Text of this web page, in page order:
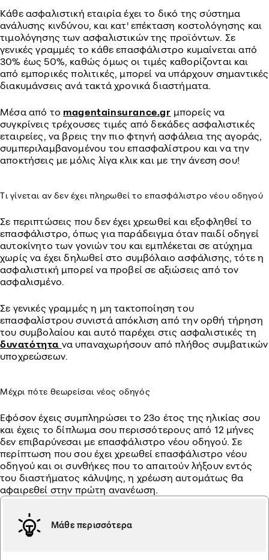
Κάθε ασφαλιστική εταιρία έχει το δικό της σύστημα
ανάλυσης κινδύνου, και κατ' επέκταση κοστολόγησης και
τιμολόγησης των ασφαλιστικών της προϊόντων. Σε
γενικές γραμμές το κάθε επασφάλιστρο κυμαίνεται από
30% έως 50%, καθώς όμως οι τιμές καθορίζονται και
από εμπορικές πολιτικές, μπορεί να υπάρχουν σημαντικές
διακυμάνσεις ανά τακτά χρονικά διαστήματα.
Μέσα από το magentainsurance.gr μπορείς να
συγκρίνεις τρέχουσες τιμές από δεκάδες ασφαλιστικές
εταιρείες, να βρεις την πιο φτηνή ασφάλεια της αγοράς,
συμπεριλαμβανομένου του επασφαλίστρου και να την
αποκτήσεις με μόλις λίγα κλικ και με την άνεση σου!
Τι γίνεται αν δεν έχει πληρωθεί το επασφάλιστρο νέου οδηγού
Σε περιπτώσεις που δεν έχει χρεωθεί και εξοφληθεί το
επασφάλιστρο, όπως για παράδειγμα όταν παιδί οδηγεί
αυτοκίνητο των γονιών του και εμπλέκεται σε ατύχημα
χωρίς να έχει δηλωθεί στο συμβόλαιο ασφάλισης, τότε η
ασφαλιστική μπορεί να προβεί σε αξιώσεις από τον
ασφαλισμένο.
Σε γενικές γραμμές η μη τακτοποίηση του
επασφαλίστρου συνιστά απόκλιση από την ορθή τήρηση
του συμβολαίου και αυτό παρέχει στις ασφαλιστικές τη
δυνατότητα να υπαναχωρήσουν από πλήθος συμβατικών
υποχρεώσεων.
Μέχρι πότε θεωρείσαι νέος οδηγός
Εφόσον έχεις συμπληρώσει το 23ο έτος της ηλικίας σου
και έχεις το δίπλωμα σου περισσότερους από 12 μήνες
δεν επιβαρύνεσαι με επασφάλιστρο νέου οδηγού. Σε
περίπτωση που σου έχει χρεωθεί επασφάλιστρο νέου
οδηγού και οι συνθήκες που το απαιτούν λήξουν εντός
του διαστήματος κάλυψης, η χρέωση αυτομάτως θα
αφαιρεθεί στην πρώτη ανανέωση.
Μάθε περισσότερα